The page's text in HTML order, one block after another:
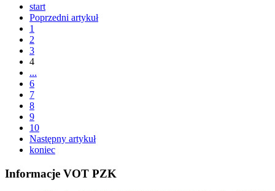
start
Poprzedni artykuł
1
2
3
4
...
6
7
8
9
10
Następny artykuł
koniec
Informacje VOT PZK